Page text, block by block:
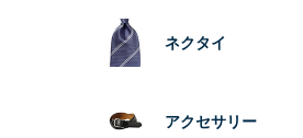
ネクタイ
アクセサリー